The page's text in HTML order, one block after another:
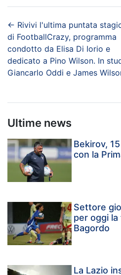
← Rivivi l'ultima puntata
di FootballCrazy, programma
condotto da Elisa Di Iorio e
dedicato a Pino Wilson. In
Giancarlo Oddi e James
Ultime news
Bekirov,
con la
Settore
per oggi la
Bagordo
La Lazio